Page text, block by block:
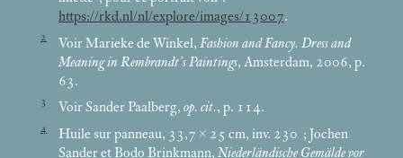
https://rkd.nl/nl/explore/images/13007.
2 Voir Marieke de Winkel, Fashion and Fancy. Dress and
Meaning in Rembrandt’s Paintings, Amsterdam, 2006, p.
63.
3 Voir Sander Paalberg, op. cit., p. 114.
4 Huile sur panneau, 33,7 × 25 cm, inv. 230 ; Jochen
Sander et Bodo Brinkmann, Niederländische Gemälde vor